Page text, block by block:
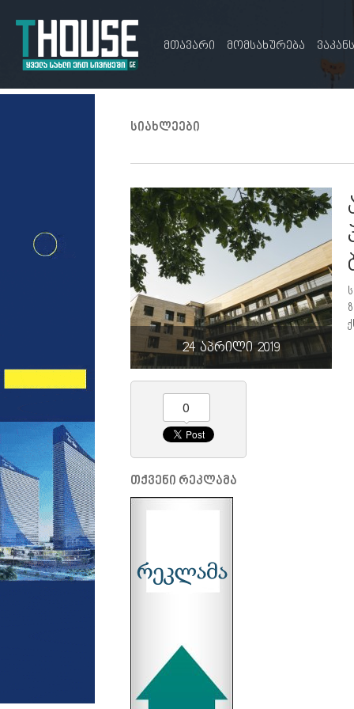
მთავარი მომსახურება
სიახლეები
24 აპრილი 2019
0
თქვენი რეკლამა